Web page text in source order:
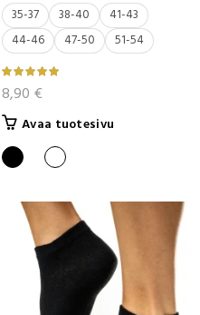
35-37 38-40
41-43
44-46
47-50 51-54
8,90 €
Avaa tuotesivu
muunnelma.
Voit
tehdä
valinnat
tuotteen
sivulla.